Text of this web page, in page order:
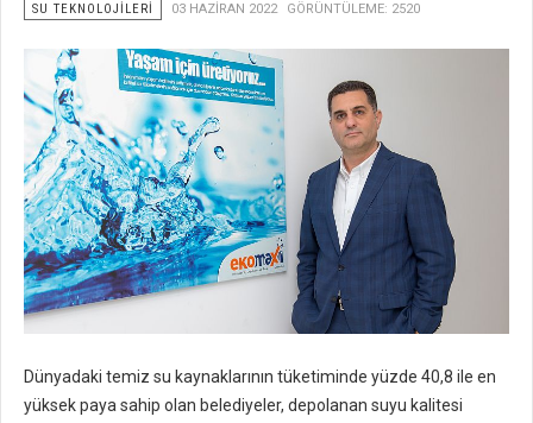
SU TEKNOLOJILERI 03 HAZIRAN 2022 GÖRÜNTÜLEME: 2520
Dünyadaki temiz su kaynaklarının tüketiminde yüzde 40,8 ile en
yüksek paya sahip olan belediyeler, depolanan suyu kalitesi